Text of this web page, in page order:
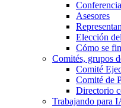
Asesores
Elección
Cómo se
Comités, grupos
Comité
Comité de
Directorio
Trabajando para